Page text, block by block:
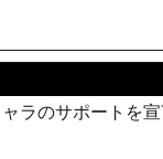
ラのサポートを